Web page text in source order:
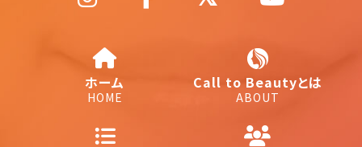
ホーム
HOME
Call to Beautyとは
ABOUT